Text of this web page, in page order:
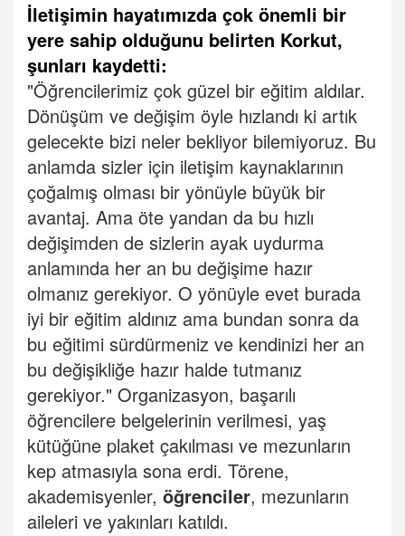
İletişimin hayatımızda çok önemli bir
yere sahip olduğunu belirten Korkut,
şunları kaydetti:
"Öğrencilerimiz çok güzel bir eğitim aldılar.
Dönüşüm ve değişim öyle hızlandı ki artık
gelecekte bizi neler bekliyor bilemiyoruz. Bu
anlamda sizler için iletişim kaynaklarının
çoğalmış olması bir yönüyle büyük bir
avantaj. Ama öte yandan da bu hızlı
değişimden de sizlerin ayak uydurma
anlamında her an bu değişime hazır
olmanız gerekiyor. O yönüyle evet burada
iyi bir eğitim aldınız ama bundan sonra da
bu eğitimi sürdürmeniz ve kendinizi her an
bu değişikliğe hazır halde tutmanız
gerekiyor." Organizasyon, başarılı
öğrencilere belgelerinin verilmesi, yaş
kütüğüne plaket çakılması ve mezunların
kep atmasıyla sona erdi. Törene,
akademisyenler, öğrenciler, mezunların
aileleri ve yakınları katıldı.